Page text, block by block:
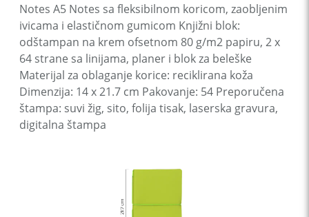
Notes A5 Notes sa fleksibilnom koricom, zaobljenim
ivicama i elastičnom gumicom Knjižni blok:
odštampan na krem ofsetnom 80 g/m2 papiru, 2 x
64 strane sa linijama, planer i blok za beleške
Materijal za oblaganje korice: reciklirana koža
Dimenzija: 14 x 21.7 cm Pakovanje: 54 Preporučena
štampa: suvi žig, sito, folija tisak, laserska gravura,
digitalna štampa